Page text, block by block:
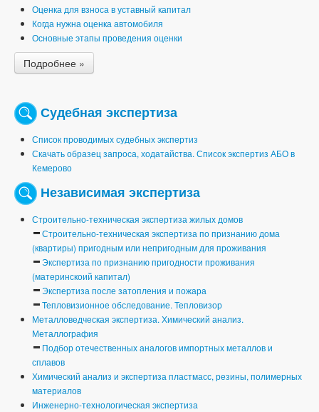
Оценка для взноса в уставный капитал
Когда нужна оценка автомобиля
Основные этапы проведения оценки
Подробнее »
Судебная экспертиза
Список проводимых судебных экспертиз
Скачать образец запроса, ходатайства. Список экспертиз АБО в
Кемерово
Независимая экспертиза
Строительно-техническая экспертиза жилых домов
Строительно-техническая экспертиза по признанию дома
(квартиры) пригодным или непригодным для проживания
Экспертиза по признанию пригодности проживания
(материнскоий капитал)
Экспертиза после затопления и пожара
Тепловизионное обследование. Тепловизор
Металловедческая экспертиза. Химический анализ.
Металлография
Подбор отечественных аналогов импортных металлов и
сплавов
Химический анализ и экспертиза пластмасс, резины, полимерных
материалов
Инженерно-технологическая экспертиза